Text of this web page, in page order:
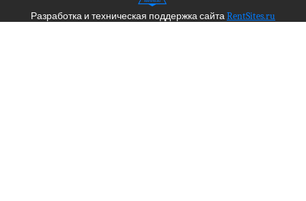
Разработка и техническая поддержка сайтаRentSites.ru